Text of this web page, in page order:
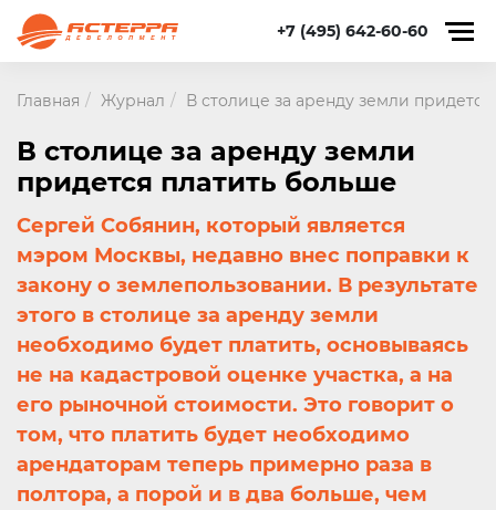
+7 (495) 642-60-60
Главная Журнал В столице за аренду земли
В столице за аренду земли
придется платить больше
Сергей Собянин, который является
мэром Москвы, недавно внес поправки к
закону о землепользовании. В результате
этого в столице за аренду земли
необходимо будет платить, основываясь
не на кадастровой оценке участка, а на
его рыночной стоимости. Это говорит о
том, что платить будет необходимо
арендаторам теперь примерно раза в
полтора, а порой и в два больше, чем